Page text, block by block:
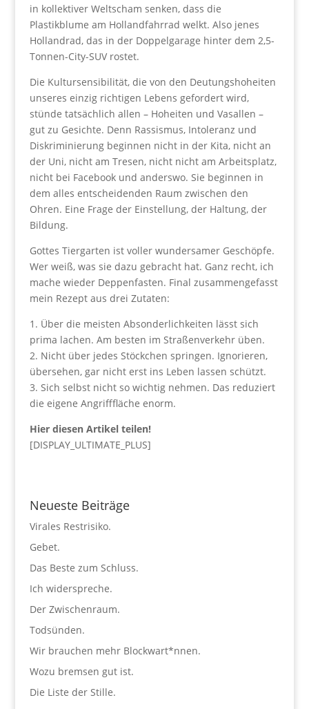
in kollektiver Weltscham senken, dass die
Plastikblume am Hollandfahrrad welkt. Also jenes
Hollandrad, das in der Doppelgarage hinter dem 2,5-
Tonnen-City-SUV rostet.
Die Kultursensibilität, die von den Deutungshoheiten
unseres einzig richtigen Lebens gefordert wird,
stünde tatsächlich allen – Hoheiten und Vasallen –
gut zu Gesichte. Denn Rassismus, Intoleranz und
Diskriminierung beginnen nicht in der Kita, nicht an
der Uni, nicht am Tresen, nicht nicht am Arbeitsplatz,
nicht bei Facebook und anderswo. Sie beginnen in
dem alles entscheidenden Raum zwischen den
Ohren. Eine Frage der Einstellung, der Haltung, der
Bildung.
Gottes Tiergarten ist voller wundersamer Geschöpfe.
Wer weiß, was sie dazu gebracht hat. Ganz recht, ich
mache wieder Deppenfasten. Final zusammengefasst
mein Rezept aus drei Zutaten:
1. Über die meisten Absonderlichkeiten lässt sich
prima lachen. Am besten im Straßenverkehr üben.
2. Nicht über jedes Stöckchen springen. Ignorieren,
übersehen, gar nicht erst ins Leben lassen schützt.
3. Sich selbst nicht so wichtig nehmen. Das reduziert
die eigene Angrifffläche enorm.
Hier diesen Artikel teilen!
[DISPLAY_ULTIMATE_PLUS]
Neueste Beiträge
Virales Restrisiko.
Gebet.
Das Beste zum Schluss.
Ich widerspreche.
Der Zwischenraum.
Todsünden.
Wir brauchen mehr Blockwart*nnen.
Wozu bremsen gut ist.
Die Liste der Stille.